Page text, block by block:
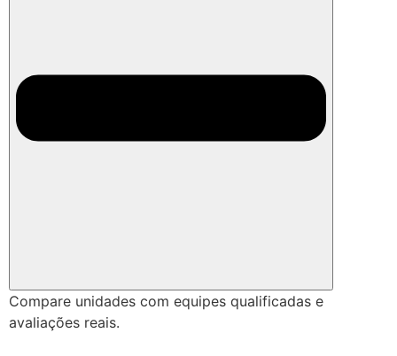
Compare unidades com equipes qualificadas e
avaliações reais.